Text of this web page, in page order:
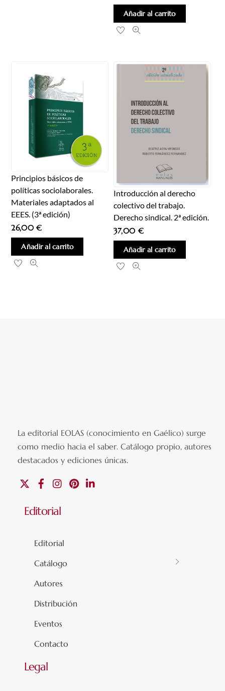
Añadir al carrito
Principios básicos de
políticas sociolaborales.
Materiales adaptados al
EEES. (3ª edición)
26,00€
Añadir al carrito
Introducción al derecho
colectivo del trabajo.
Derecho sindical. 2ª edición.
37,00 €
Añadir al carrito
La editorial EOLAS (conocimiento en Gaélico) surge
como medio hacia el saber.Catálogo propio, autores
destacados y ediciones únicas.
FacebookInstagramPinterest
Editorial
Editorial
Catálogo
Autores
Distribución
Eventos
Contacto
Legal